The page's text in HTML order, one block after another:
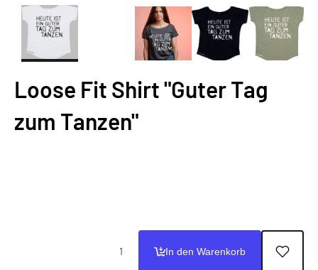
Loose Fit Shirt "Guter Tag
zum Tanzen"
In den Warenkorb